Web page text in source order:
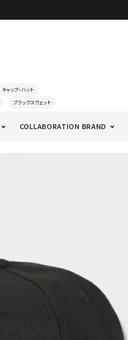
キャップ・ハット
ブラックスウェット
COLLABORATION BRAND